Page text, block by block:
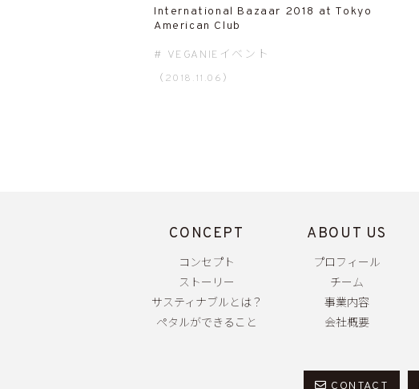
International Bazaar 2018 at Tokyo
American Club
VEGANIEイベント
（2018.11.06）
CONCEPT
コンセプト
ストーリー
サスティナブルとは？
ペタルができること
ABOUT US
プロフィール
チーム
事業内容
会社概要
CONTACT